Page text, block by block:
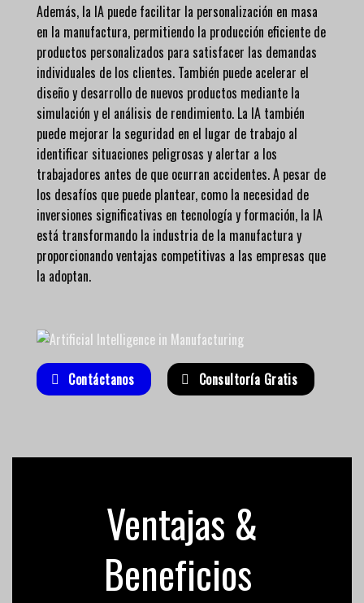
Además, la IA puede facilitar la personalización en masa
en la manufactura, permitiendo la producción eficiente de
productos personalizados para satisfacer las demandas
individuales de los clientes. También puede acelerar el
diseño y desarrollo de nuevos productos mediante la
simulación y el análisis de rendimiento. La IA también
puede mejorar la seguridad en el lugar de trabajo al
identificar situaciones peligrosas y alertar a los
trabajadores antes de que ocurran accidentes. A pesar de
los desafíos que puede plantear, como la necesidad de
inversiones significativas en tecnología y formación, la IA
está transformando la industria de la manufactura y
proporcionando ventajas competitivas a las empresas que
la adoptan.
Contáctanos Consultoría Gratis
Ventajas &
Beneficios